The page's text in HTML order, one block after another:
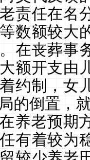
责任在名
数额较大
在丧葬事
额开支由
约制，女
的倒置，
养老预期
有着较为